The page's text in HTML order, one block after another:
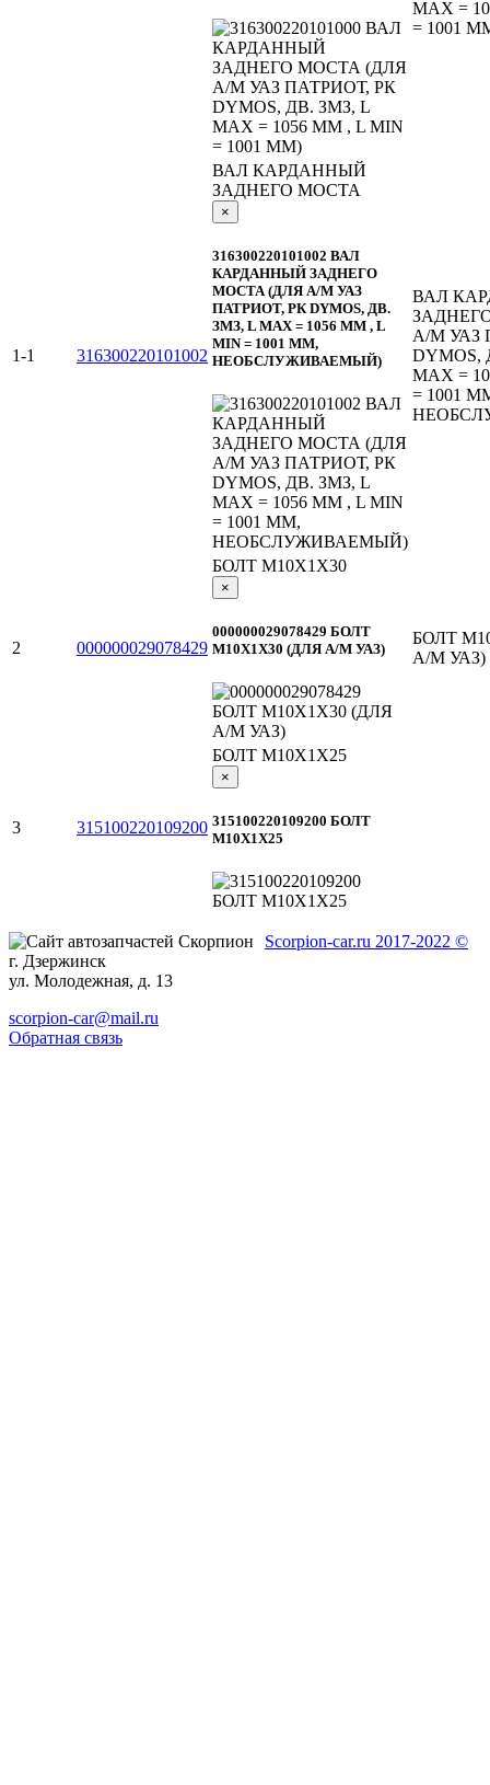
MAX =
= 1001
1-1 316300220101002
ВАЛ КАРДАННЫЙ
ЗАДНЕГО МОСТА
×
316300220101002 ВАЛ
КАРДАННЫЙ ЗАДНЕГО
МОСТА (ДЛЯ А/М УАЗ
ПАТРИОТ, РК DYMOS, ДВ.
ЗМЗ, L MAX = 1056 ММ , L
MIN = 1001 ММ,
НЕОБСЛУЖИВАЕМЫЙ)
ВАЛ
А/М УАЗ
DYMOS,
MAX =
= 1001
2 000000029078429
БОЛТ М10Х1Х30
×
000000029078429 БОЛТ
М10Х1Х30 (ДЛЯ А/М УАЗ)
БОЛТ
А/М УАЗ)
3 315100220109200
БОЛТ М10Х1Х25
×
315100220109200 БОЛТ
М10Х1Х25
Scorpion-car.ru 2017-2022 ©
г. Дзержинск
ул. Молодежная, д. 13
scorpion-car@mail.ru
Обратная связь